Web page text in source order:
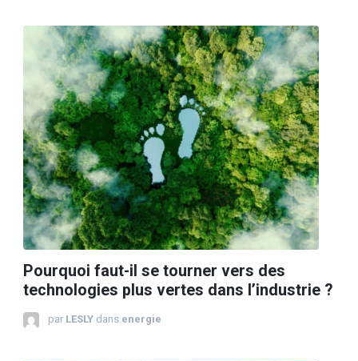
Pourquoi faut-il se tourner vers des
technologies plus vertes dans l’industrie ?
par LESLY dans energie